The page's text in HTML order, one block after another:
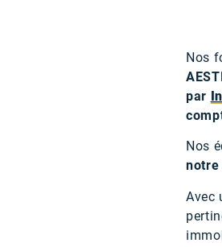
Nos
par
Nos
notre
Avec